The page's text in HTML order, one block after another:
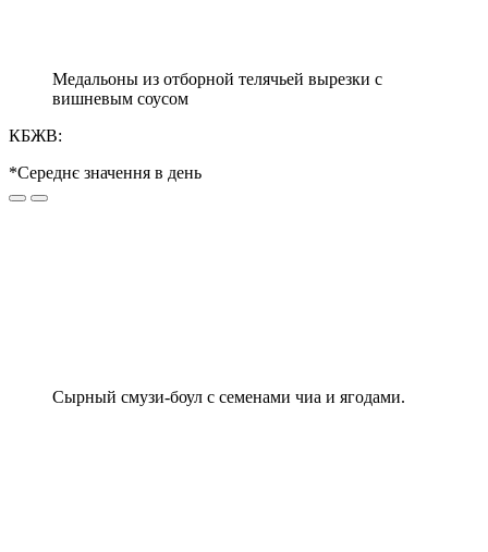
Медальоны из отборной телячьей вырезки с
вишневым соусом
КБЖВ:
*Середнє значення в день
Сырный смузи-боул с семенами чиа и ягодами.